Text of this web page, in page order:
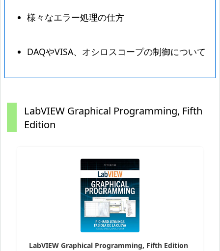
様々なエラー処理の仕方
DAQやVISA、オシロスコープの制御について
LabVIEW Graphical Programming, Fifth
Edition
LabVIEW Graphical Programming, Fifth Edition